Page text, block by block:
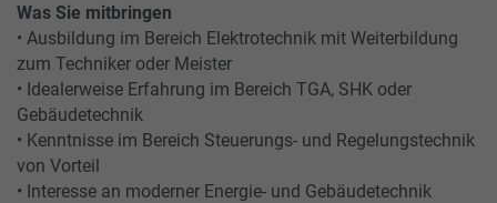
Was Sie mitbringen
• Ausbildung im Bereich Elektrotechnik mit Weiterbildung
zum Techniker oder Meister
• Idealerweise Erfahrung im Bereich TGA, SHK oder
Gebäudetechnik
• Kenntnisse im Bereich Steuerungs- und Regelungstechnik
von Vorteil
• Interesse an moderner Energie- und Gebäudetechnik